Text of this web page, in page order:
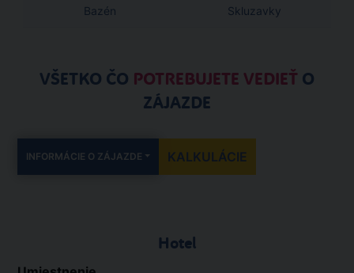
Bazén Skluzavky
VŠETKO ČO POTREBUJETE VEDIEŤ O
ZÁJAZDE
INFORMÁCIE O ZÁJAZDE KALKULÁCIE
Hotel